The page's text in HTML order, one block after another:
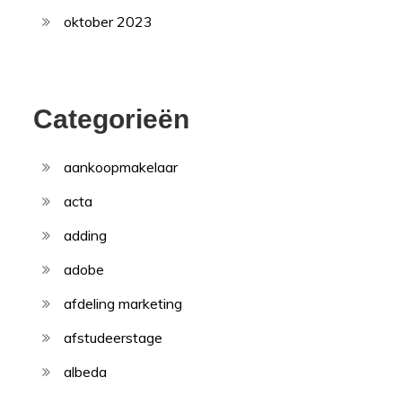
oktober 2023
Categorieën
aankoopmakelaar
acta
adding
adobe
afdeling marketing
afstudeerstage
albeda